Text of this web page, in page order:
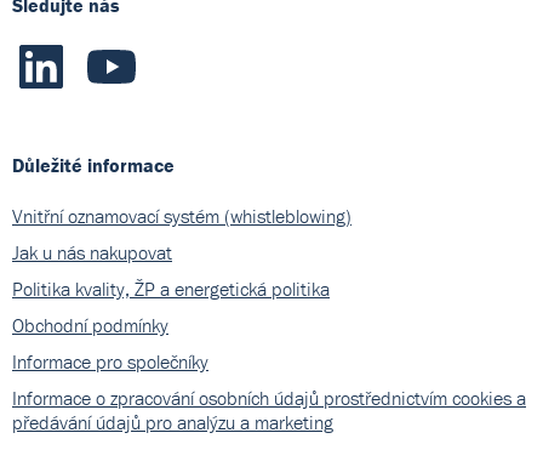
Sledujte nás
Důležité informace
Vnitřní oznamovací systém (whistleblowing)
Jak u nás nakupovat
Politika kvality, ŽP a energetická politika
Obchodní podmínky
Informace pro společníky
Informace o zpracování osobních údajů prostřednictvím cookies a
předávání údajů pro analýzu a marketing